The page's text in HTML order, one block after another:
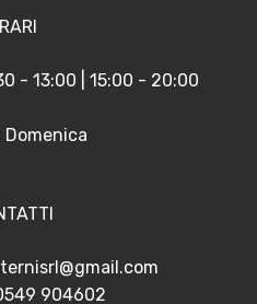
- 13:00 | 15:00 - 20:00
Domenica
904602